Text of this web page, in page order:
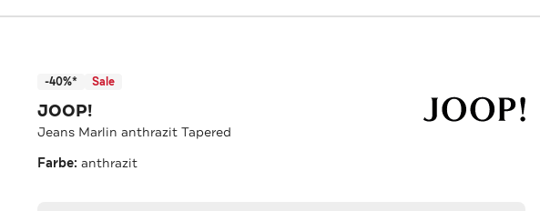
-40%* Sale
JOOP!
Jeans Marlin anthrazit Tapered
Farbe:anthrazit